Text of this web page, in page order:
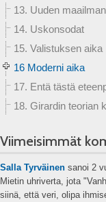
13. Uuden
14. Uskonsodat
15. Valistuksen aika
16 Moderni aika
17. Entä tästä
18. Girardin teorian
Viimeisimmät
Salla Tyrväinen sanoi 2
Mietin uhriverta, jota
siinä, että veri, olipa